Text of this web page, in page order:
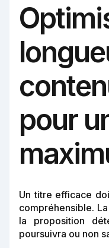
pour
Un titre efficace
compréhensible.
la proposition
poursuivra ou non